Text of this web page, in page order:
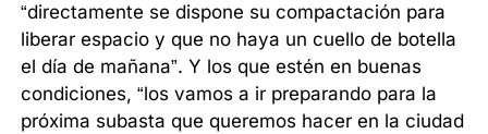
“directamente se dispone su compactación para
liberar espacio y que no haya un cuello de botella
el día de mañana”. Y los que estén en buenas
condiciones, “los vamos a ir preparando para la
próxima subasta que queremos hacer en la ciudad